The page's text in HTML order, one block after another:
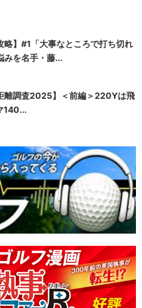
略】#1「大事なところで打ち切れ
みを名手・藤...
離調査2025】＜前編＞220Yは飛
140...